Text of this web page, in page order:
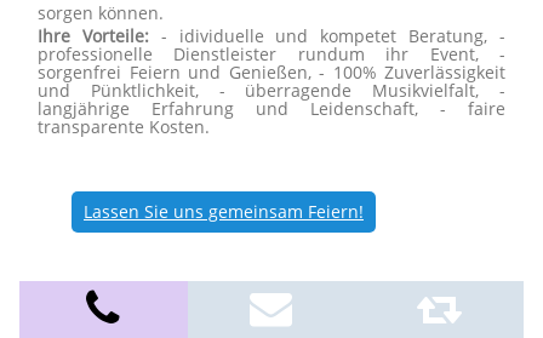
sorgen können.
Ihre Vorteile:- idividuelle und kompetet Beratung, -
professionelle Dienstleister rundum ihr Event, -
sorgenfrei Feiern und Genießen, - 100% Zuverlässigkeit
und Pünktlichkeit, - überragende Musikvielfalt, -
langjährige Erfahrung und Leidenschaft, - faire
transparente Kosten.
Lassen Sie uns gemeinsam Feiern!